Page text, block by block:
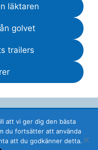
läktaren
golvet
trailers
Ekestubben ⋅
⋅ E-post:
att vi ger dig den bästa
du fortsätter att använda
att du godkänner detta.